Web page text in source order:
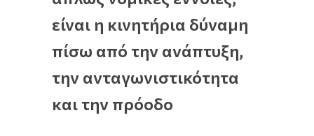
είναι η κινητήρια δύναμη
πίσω από την ανάπτυξη,
την ανταγωνιστικότητα
και την πρόοδο